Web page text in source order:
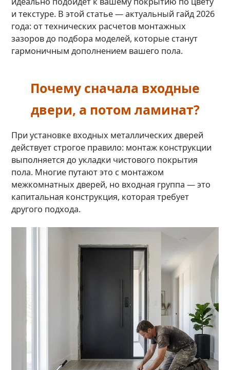
и текстуре. В этой статье — актуальный гайд 2026
года: от технических расчетов монтажных
зазоров до подбора моделей, которые станут
гармоничным дополнением вашего пола.
Почему сначала входные
двери, а потом ламинат?
При установке входных металлических дверей
действует строгое правило: монтаж конструкции
выполняется до укладки чистового покрытия
пола. Многие путают это с монтажом
межкомнатных дверей, но входная группа — это
капитальная конструкция, которая требует
другого подхода.